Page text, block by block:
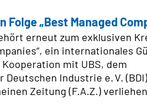
Folge „Best Managed
erneut zum exklusiven
ein internationales
mit UBS, dem
Deutschen Industrie e. V.
Zeitung (F.A.Z.)